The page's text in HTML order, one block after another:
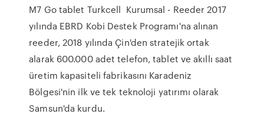
M7 Go tablet Turkcell Kurumsal - Reeder 2017
yılında EBRD Kobi Destek Programı'na alınan
reeder, 2018 yılında Çin'den stratejik ortak
alarak 600.000 adet telefon, tablet ve akıllı saat
üretim kapasiteli fabrikasını Karadeniz
Bölgesi'nin ilk ve tek teknoloji yatırımı olarak
Samsun'da kurdu.